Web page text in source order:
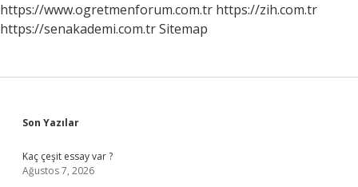
https://www.ogretmenforum.com.tr https://zih.com.tr
https://senakademi.com.trSitemap
Sidebar
Son Yazılar
Kaç çeşit essay var ?
Ağustos 7, 2026